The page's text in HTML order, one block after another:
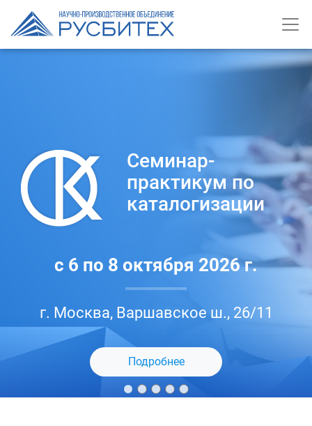
Семинар-
практикум по
каталогизации
с 6 по 8 октября 2026 г.
г. Москва, Варшавское ш., 26/11
Подробнее